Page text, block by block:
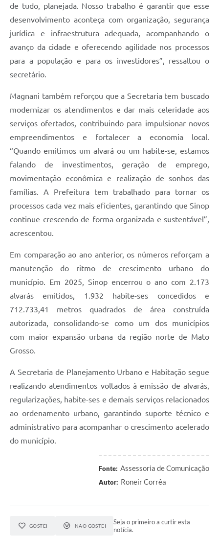
de tudo, planejada. Nosso trabalho é garantir que esse
desenvolvimento aconteça com organização, segurança
jurídica e infraestrutura adequada, acompanhando o
avanço da cidade e oferecendo agilidade nos processos
para a população e para os investidores”, ressaltou o
secretário.
Magnani também reforçou que a Secretaria tem buscado
modernizar os atendimentos e dar mais celeridade aos
serviços ofertados, contribuindo para impulsionar novos
empreendimentos e fortalecer a economia local.
“Quando emitimos um alvará ou um habite-se, estamos
falando de investimentos, geração de emprego,
movimentação econômica e realização de sonhos das
famílias. A Prefeitura tem trabalhado para tornar os
processos cada vez mais eficientes, garantindo que Sinop
continue crescendo de forma organizada e sustentável”,
acrescentou.
Em comparação ao ano anterior, os números reforçam a
manutenção do ritmo de crescimento urbano do
município. Em 2025, Sinop encerrou o ano com 2.173
alvarás emitidos, 1.932 habite-ses concedidos e
712.733,41 metros quadrados de área construída
autorizada, consolidando-se como um dos municípios
com maior expansão urbana da região norte de Mato
Grosso.
A Secretaria de Planejamento Urbano e Habitação segue
realizando atendimentos voltados à emissão de alvarás,
regularizações, habite-ses e demais serviços relacionados
ao ordenamento urbano, garantindo suporte técnico e
administrativo para acompanhar o crescimento acelerado
do município.
Fonte: Assessoria de Comunicação
Autor: Roneir Corrêa
GOSTEI NÃO GOSTEI
Seja o primeiro a curtir esta
notícia.